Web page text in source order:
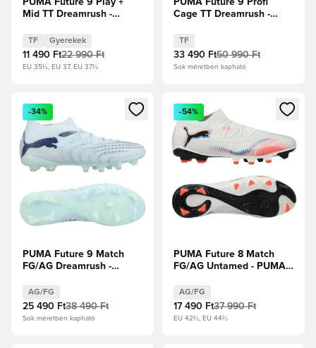
PUMA Future 9 Play +
Mid TT Dreamrush -
Gyerek
TF Gyerekek
11 490 Ft22 990 Ft
EU 35½, EU 37, EU 37½
PUMA Future 9 Profi
Cage TT Dreamrush -
TF
33 490 Ft50 990 Ft
Sok méretben kapható
Megnyit egy modált a bejelentkezéshez vagy a tagként
-34%
PUMA Future 9 Match
FG/AG Dreamrush -
AG/FG
25 490 Ft38 490 Ft
Sok méretben kapható
Megnyit egy modált a
-54%
PUMA Future 8 Match
FG/AG Untamed - PUMA
piros
AG/FG
17 490 Ft37 990 Ft
EU 42½, EU 44½